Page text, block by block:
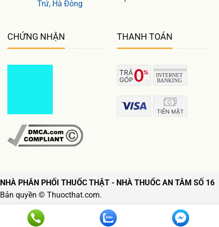
Trứ, Hà Đông
CHỨNG NHẬN THANH TOÁN
NHÀ PHÂN PHỐI THUỐC THẬT - NHÀ THUỐC AN TÂM SỐ 16
Bản quyền © Thuocthat.com.